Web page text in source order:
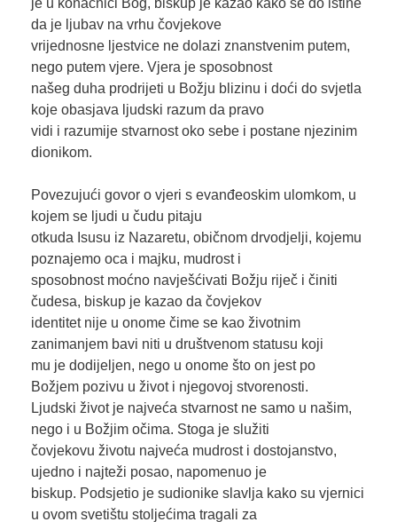
da je ljubav na vrhu čovjekove
vrijednosne ljestvice ne dolazi znanstvenim putem,
nego putem vjere. Vjera je sposobnost
našeg duha prodrijeti u Božju blizinu i doći do svjetla
koje obasjava ljudski razum da pravo
vidi i razumije stvarnost oko sebe i postane njezinim
dionikom.
Povezujući govor o vjeri s evanđeoskim ulomkom, u
kojem se ljudi u čudu pitaju
otkuda Isusu iz Nazaretu, običnom drvodjelji, kojemu
poznajemo oca i majku, mudrost i
sposobnost moćno navješćivati Božju riječ i činiti
čudesa, biskup je kazao da čovjekov
identitet nije u onome čime se kao životnim
zanimanjem bavi niti u društvenom statusu koji
mu je dodijeljen, nego u onome što on jest po
Božjem pozivu u život i njegovoj stvorenosti.
Ljudski život je najveća stvarnost ne samo u našim,
nego i u Božjim očima. Stoga je služiti
čovjekovu životu najveća mudrost i dostojanstvo,
ujedno i najteži posao, napomenuo je
biskup. Podsjetio je sudionike slavlja kako su vjernici
u ovom svetištu stoljećima tragali za